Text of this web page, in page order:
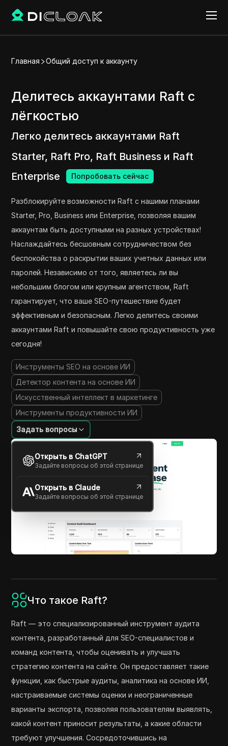
Главная Общий доступ к аккаунту
Делитесь аккаунтами Raft с
лёгкостью
Легко делитесь аккаунтами Raft
Starter, Raft Pro, Raft Business и Raft
Enterprise
Попробовать сейчас
Разблокируйте возможности Raft с нашими планами
Starter, Pro, Business или Enterprise, позволяя вашим
аккаунтам быть доступными на разных устройствах!
Наслаждайтесь бесшовным сотрудничеством без
беспокойства о раскрытии ваших учетных данных или
паролей. Независимо от того, являетесь ли вы
небольшим блогом или крупным агентством, Raft
гарантирует, что ваше SEO-путешествие будет
эффективным и безопасным. Легко делитесь своими
аккаунтами Raft и повышайте свою продуктивность уже
сегодня!
Инструменты SEO на основе ИИ
Детектор контента на основе ИИ
Искусственный интеллект в маркетинге
Инструменты продуктивности ИИ
Задать вопросы
Открыть в ChatGPT
Задайте вопросы об этой странице
Открыть в Claude
Задайте вопросы об этой странице
Что такое Raft?
Raft — это специализированный инструмент аудита
контента, разработанный для SEO-специалистов и
команд контента, чтобы оценивать и улучшать
стратегию контента на сайте. Он предоставляет такие
функции, как быстрые аудиты, аналитика на основе ИИ,
настраиваемые системы оценки и неограниченные
варианты экспорта, позволяя пользователям выявлять,
какой контент приносит результаты, а какие области
требуют улучшения. Сосредоточившись на